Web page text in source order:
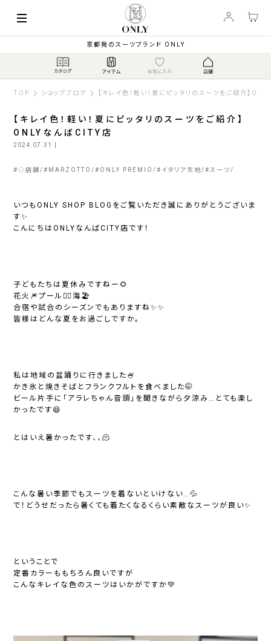
京都発のスーツブランド ONLY
TOP ショップブログ 【キレイ色！軽い！夏にピッタリのスーツをご紹介】
【キレイ色！軽い！夏にピッタリのスーツをご紹介】
ONLYなんばCITY店
2024.07.31 |
#◇店舗 # MARZOTTO # ONLY PREMIO # イタリア生地 # スーツ
いつもONLY SHOP BLOGをご覧いただき誠にありがとうございま
す✨
こんにちはONLYなんばCITY店です！
子どもたちは夏休みですねー🌻
花火🎆プール🏊‍♀️海🏖️
合宿や試合のシーズンでもありますね✨✨
皆様はどんな夏をお過ごしですか。
私は地域の盆踊りに行きました🍧
かき氷と焼きそばとフランクフルトを食べました🤭
ビール片手に「アラレちゃん音頭」を聞きながら夕涼み…とても楽し
かったです😆
とはいえ暑かったです、、🫠
こんな暑い季節でもスーツを着ないといけない…💦
で！どうせだったら暑くても着たくなるくらい素敵なスーツが良い✨
ということで
定番カラーももちろん良いですが
こんなキレイな色のスーツはいかがですか💚